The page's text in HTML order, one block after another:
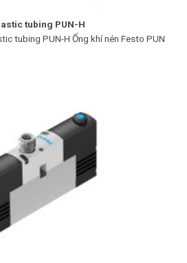
tubing PUN-H
tubing PUN-H Ống khí nén Festo PUN